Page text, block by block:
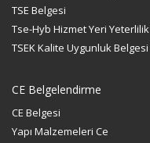
TSE Belgesi
Tse-Hyb Hizmet Yeri Yeterlilik
TSEK Kalite Uygunluk Belgesi
CE Belgelendirme
CE Belgesi
Yapı Malzemeleri Ce